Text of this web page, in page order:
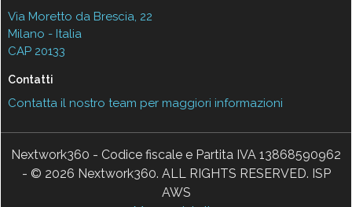
Via Moretto da Brescia, 22
Milano - Italia
CAP 20133
Contatti
Contatta il nostro team per maggiori informazioni
Nextwork360 - Codice fiscale e Partita IVA 13868590962
- © 2026 Nextwork360. ALL RIGHTS RESERVED. ISP
AWS